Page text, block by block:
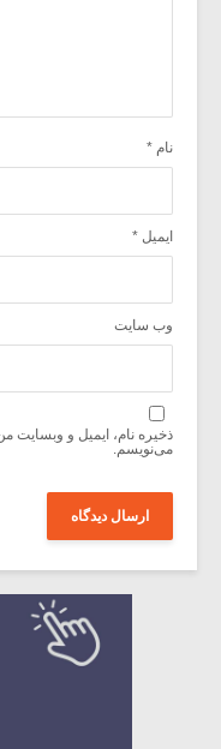
نام *
ایمیل *
وب‌ سایت
ذخیره نام، ایمیل و وبسایت
می‌نویسم.